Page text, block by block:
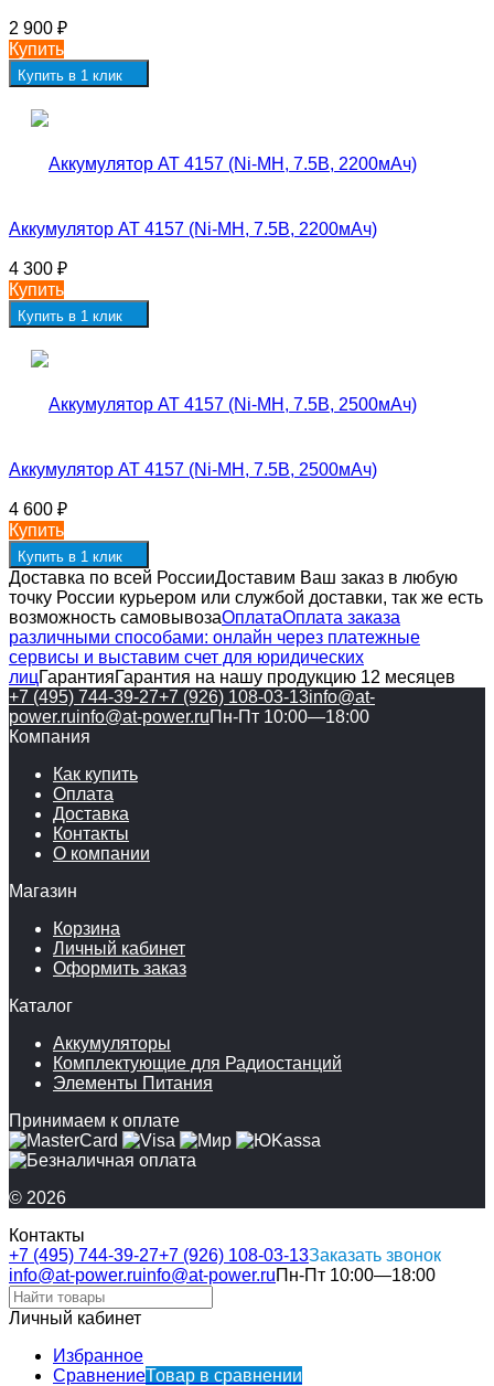
2 900 ₽
Купить
Купить в 1 клик
Аккумулятор AT 4157 (Ni-MH, 7.5В, 2200мАч)
4 300 ₽
Купить
Купить в 1 клик
Аккумулятор AT 4157 (Ni-MH, 7.5В, 2500мАч)
4 600 ₽
Купить
Купить в 1 клик
Доставка по всей РоссииДоставим Ваш заказ в любую
точку России курьером или службой доставки, так же есть
возможность самовывозаОплатаОплата заказа
различными способами: онлайн через платежные
сервисы и выставим счет для юридических
лицГарантияГарантия на нашу продукцию 12 месяцев
+7 (495) 744-39-27+7 (926) 108-03-13info@at-
power.ruinfo@at-power.ruПн-Пт 10:00—18:00
Компания
Как купить
Оплата
Доставка
Контакты
О компании
Магазин
Корзина
Личный кабинет
Оформить заказ
Каталог
Аккумуляторы
Комплектующие для Радиостанций
Элементы Питания
Принимаем к оплате
© 2026
Контакты
+7 (495) 744-39-27+7 (926) 108-03-13Заказать звонок
info@at-power.ruinfo@at-power.ruПн-Пт 10:00—18:00
Личный кабинет
Избранное
СравнениеТовар в сравнении